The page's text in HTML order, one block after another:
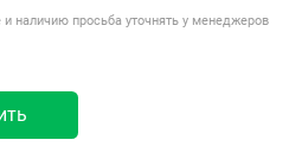
наличию просьба уточнять у менеджеров